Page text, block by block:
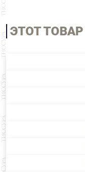
ЭТОТ ТОВАР